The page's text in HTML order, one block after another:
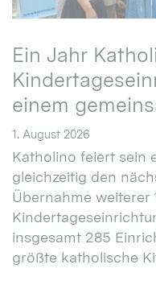
Ein Jahr
einem
1. August 2026
Katholino feiert sein
gleichzeitig den
Übernahme weiterer
insgesamt 285
größte katholische